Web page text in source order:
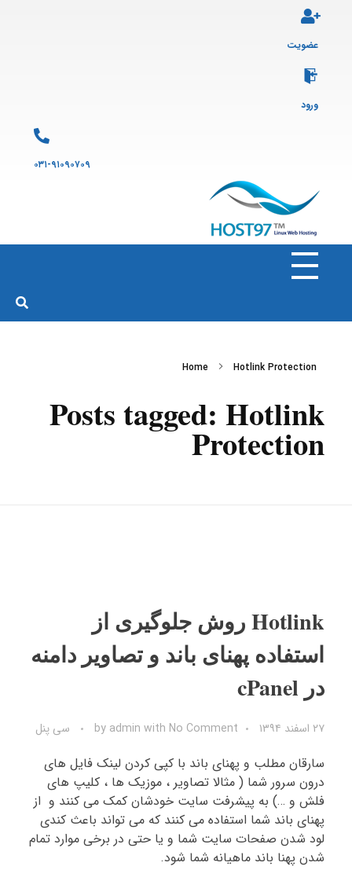
عضویت
ورود
۰۳۱-۹۱۰۹۰۷۰۹
هاست ۹۷ارائه سرویس هاست لینوکس و ثبت دامنه
Home Hotlink Protection
Posts tagged: Hotlink
Protection
Hotlink روش جلوگیری از
استفاده پهنای باند و تصاویر دامنه
در cPanel
۲۷ اسفند ۱۳۹۴ by admin with No Comment سی پنل
سارقان مطلب و پهنای باند با کپی کردن لینک فایل های
درون سرور شما ( مثالا تصاویر ، موزیک ها ، کلیپ های
فلش و …) به پیشرفت سایت خودشان کمک می کنند و از
پهنای باند شما استفاده می کنند که می تواند باعث کندی
لود شدن صفحات سایت شما و یا حتی در برخی موارد تمام
شدن پهنا باند ماهیانه شما شود.